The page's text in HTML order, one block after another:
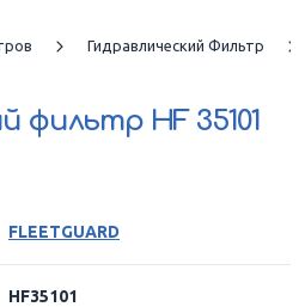
Гидравлический Фильтр
фильтр HF 35101
FLEETGUARD
HF35101